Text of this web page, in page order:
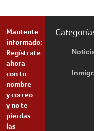
Mantente
informado:
Regístrate
ahora
con tu
nombre
y correo
y no te
pierdas
las
Categorías
Noticias